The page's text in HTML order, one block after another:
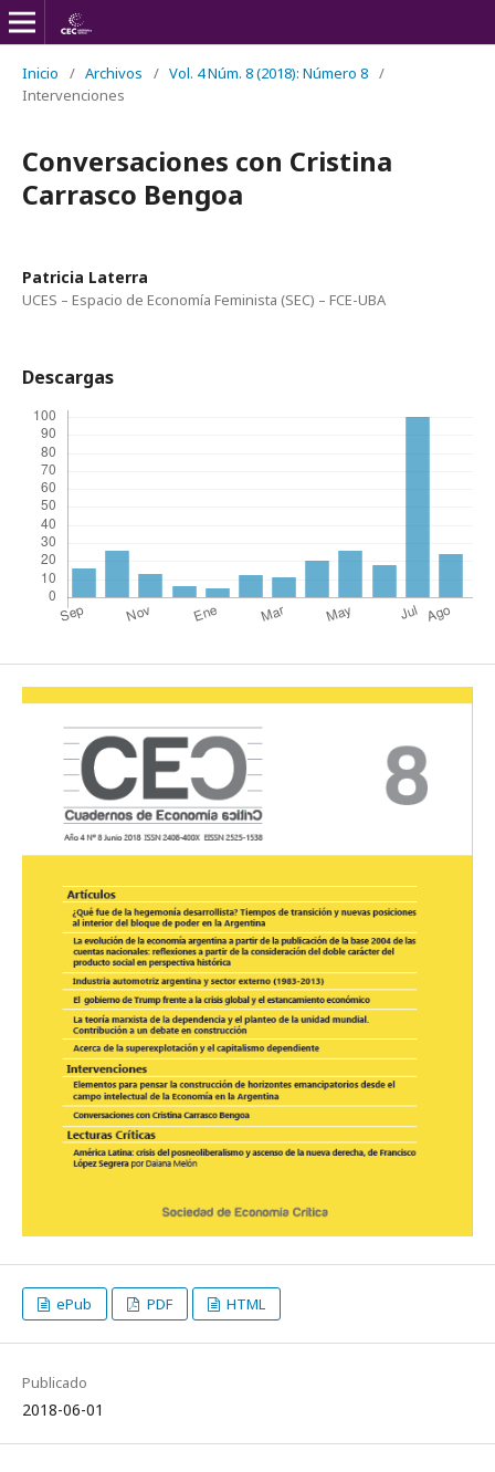
Inicio / Archivos / Vol. 4 Núm. 8 (2018): Número 8 /
Intervenciones
Conversaciones con Cristina
Carrasco Bengoa
Patricia Laterra
UCES – Espacio de Economía Feminista (SEC) – FCE-UBA
Descargas
ePub PDF HTML
Publicado
2018-06-01